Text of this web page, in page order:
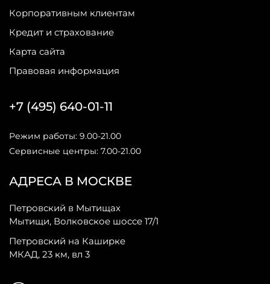
Корпоративным клиентам
Кредит и страхование
Карта сайта
Правовая информация
АДРЕСА В МОСКВЕ
Петровский в Мытищах
Мытищи, Волковское шоссе 17/1
Петровский на Каширке
МКАД, 23 км, вл 3
+7 (495) 640-01-11
Режим работы: 9.00-21.00
Сервисные центры: 7.00-21.00